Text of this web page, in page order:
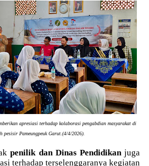
apresiasi terhadap kolaborasi pengabdian masyarakat di
pesisir Pameungpeuk Garut.(4/4/2026).
penilik dan Dinas Pendidikanjuga
terhadap terselenggaranya kegiatan